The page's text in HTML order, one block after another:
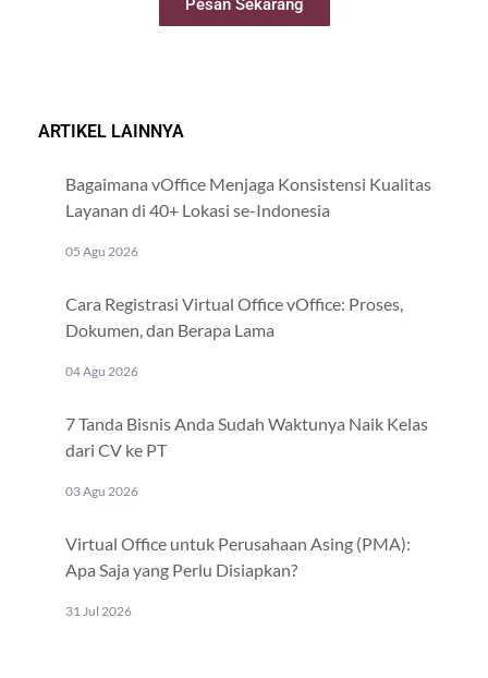
Pesan Sekarang
ARTIKEL LAINNYA
Bagaimana vOffice Menjaga Konsistensi Kualitas
Layanan di 40+ Lokasi se-Indonesia
05 Agu 2026
Cara Registrasi Virtual Office vOffice: Proses,
Dokumen, dan Berapa Lama
04 Agu 2026
7 Tanda Bisnis Anda Sudah Waktunya Naik Kelas
dari CV ke PT
03 Agu 2026
Virtual Office untuk Perusahaan Asing (PMA):
Apa Saja yang Perlu Disiapkan?
31 Jul 2026